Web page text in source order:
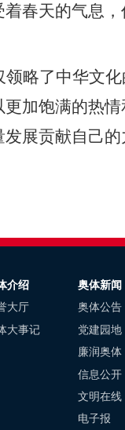
春天的气息
略了中华文
加饱满的热
展贡献自己的
介绍
大厅
大事记
奥体新闻
奥体公告
党建园地
廉润奥体
信息公开
文明在线
电子报